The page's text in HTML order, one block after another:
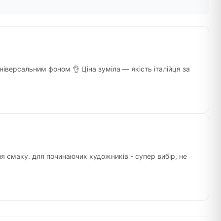
фоном 👌 Ціна зуміла — якість італійця за
смаку. для починаючих художників - супер вибір, не